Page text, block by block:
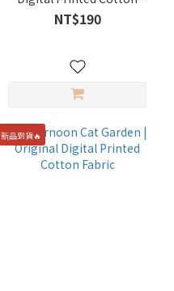
Fabric
NT$190
新品到貨🔥